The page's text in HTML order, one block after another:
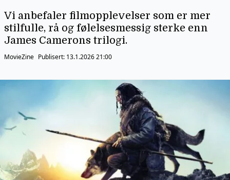
Vi anbefaler filmopplevelser som er mer
stilfulle, rå og følelsesmessig sterke enn
James Camerons trilogi.
MovieZine Publisert: 13.1.2026 21:00